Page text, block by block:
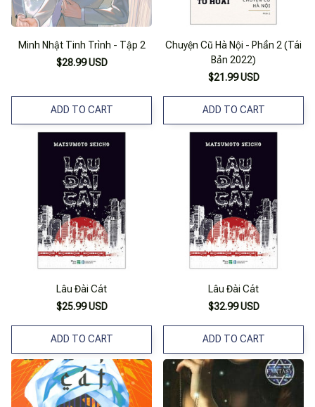
Minh Nhật Tinh Trình - Tập 2
$28.99 USD
ADD TO CART
Chuyện Cũ Hà Nội - Phần 2 (Tái
Bản 2022)
$21.99 USD
ADD TO CART
Lâu Đài Cát
$25.99 USD
ADD TO CART
Lâu Đài Cát
$32.99 USD
ADD TO CART